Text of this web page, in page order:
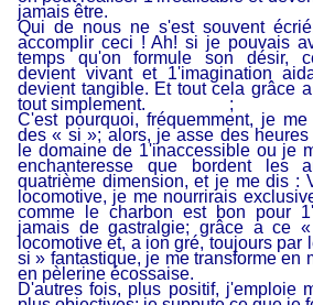
jamais être.
Qui de nous ne s'est souvent
accomplir ceci ! Ah! si je pouvais
temps qu'on formule son désir,
devient vivant et 1'imagination
devient tangible. Et tout cela grâce
tout simplement.
;
C'est pourquoi, fréquemment, je
des « si »; alors, je asse des
le domaine de 1'inaccessible ou je
enchanteresse que bordent les
quatrième dimension, et je me dis :
locomotive, je me nourrirais
comme le charbon est bon pour
jamais de gastralgie; grâce a ce
locomotive et, a ion gré, toujours par
si » fantastique, je me transforme en
en pèlerine écossaise.
D'autres fois, plus positif, j'emploie